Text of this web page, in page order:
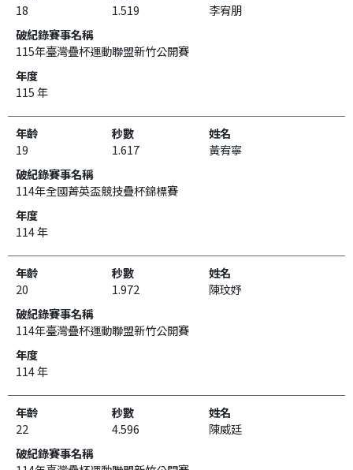
18 1.519 李宥朋
115年臺灣疊杯運動聯盟新竹公開賽
115 年
19 1.617 黃宥寧
114年全國菁英盃競技疊杯錦標賽
114 年
20 1.972 陳玟妤
114年臺灣疊杯運動聯盟新竹公開賽
114 年
22 4.596 陳威廷